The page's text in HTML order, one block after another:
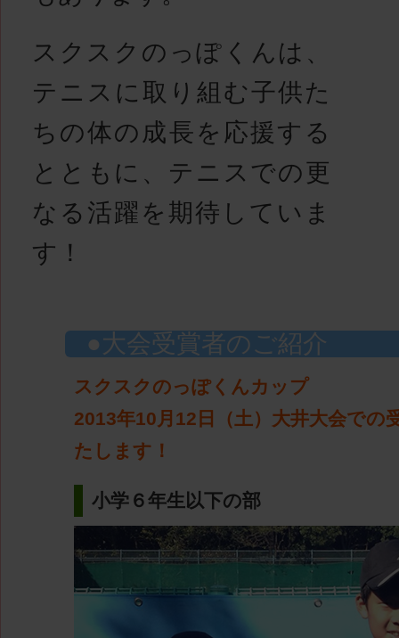
スクスクのっぽくんは、
テニスに取り組む子供た
ちの体の成長を応援する
とともに、テニスでの更
なる活躍を期待していま
す！
大会受賞者のご紹介
スクスクのっぽくんカップ
2013年10月12日（土）大井大会での
たします！
小学６年生以下の部